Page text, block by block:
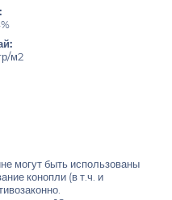
м2
могут быть использованы
конопли (в т.ч. и